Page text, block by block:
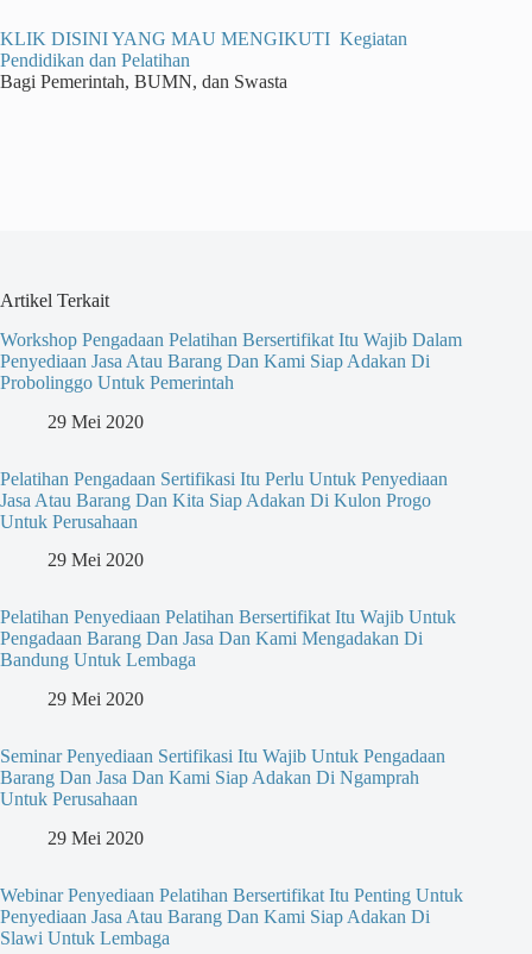
KLIK DISINI YANG MAU MENGIKUTI Kegiatan
Pendidikan dan Pelatihan
Bagi Pemerintah, BUMN, dan Swasta
Artikel Terkait
Workshop Pengadaan Pelatihan Bersertifikat Itu Wajib Dalam
Penyediaan Jasa Atau Barang Dan Kami Siap Adakan Di
Probolinggo Untuk Pemerintah
29 Mei 2020
Pelatihan Pengadaan Sertifikasi Itu Perlu Untuk Penyediaan
Jasa Atau Barang Dan Kita Siap Adakan Di Kulon Progo
Untuk Perusahaan
29 Mei 2020
Pelatihan Penyediaan Pelatihan Bersertifikat Itu Wajib Untuk
Pengadaan Barang Dan Jasa Dan Kami Mengadakan Di
Bandung Untuk Lembaga
29 Mei 2020
Seminar Penyediaan Sertifikasi Itu Wajib Untuk Pengadaan
Barang Dan Jasa Dan Kami Siap Adakan Di Ngamprah
Untuk Perusahaan
29 Mei 2020
Webinar Penyediaan Pelatihan Bersertifikat Itu Penting Untuk
Penyediaan Jasa Atau Barang Dan Kami Siap Adakan Di
Slawi Untuk Lembaga